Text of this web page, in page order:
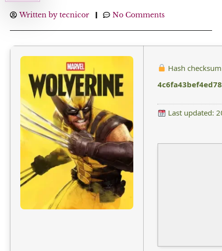
Written by tecnicor No Comments
Hash
Last updated: